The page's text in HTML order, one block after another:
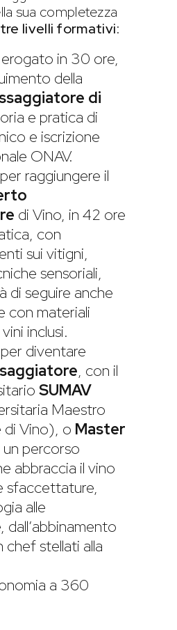
sua completezza
tre livelli formativi:
erogato in 30 ore,
della
di
e pratica di
e iscrizione
ONAV.
per raggiungere il
di Vino, in 42 ore
con
sui vitigni,
sensoriali,
di seguire anche
con materiali
inclusi.
per diventare
, con il
SUMAV
Maestro
di Vino), o Master
un percorso
abbraccia il vino
sfaccettature,
alle
dall’abbinamento
stellati alla
a 360